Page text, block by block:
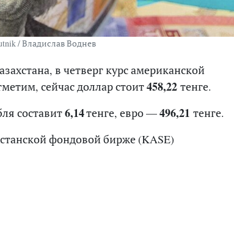
/ Владислав Воднев
в четверг курс американской
сейчас доллар стоит458,22 тенге.
составит6,14тенге, евро —496,21 тенге.
фондовой бирже (KASE)